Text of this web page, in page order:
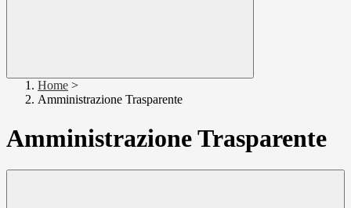
Home >
Amministrazione Trasparente
Amministrazione Trasparente